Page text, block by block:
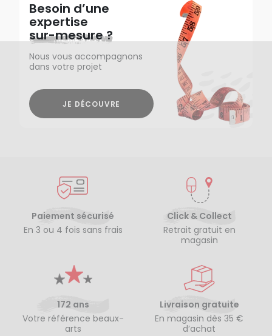
Besoin d’une
expertise
sur-mesure ?
Nous vous accompagnons
dans votre projet
JE DÉCOUVRE
Paiement sécurisé
En 3 ou 4 fois sans frais
Click & Collect
Retrait gratuit en
magasin
172 ans
Votre référence beaux-
arts
Livraison gratuite
En magasin dès 35 €
d’achat